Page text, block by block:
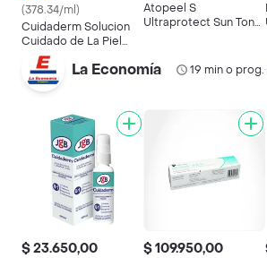
(378.34/ml)
Cuidaderm Solucion
Cuidado de La Piel
Spray
Atopeel S
Ultraprotect Sun Tono
La Economía 19 min o prog.•
$ 23.650,00 $ 109.950,00